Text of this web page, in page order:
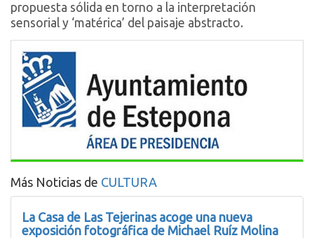
propuesta sólida en torno a la interpretación
sensorial y ‘matérica’ del paisaje abstracto.
Más Noticias de CULTURA
La Casa de Las Tejerinas acoge una nueva
exposición fotográfica de Michael Ruíz Molina